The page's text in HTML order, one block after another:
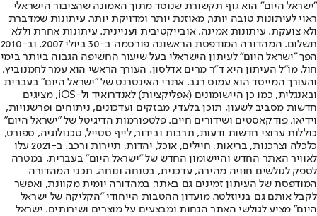
"ישראל היום" הוא גוף תקשורת שנוסד מתוך האמונה שהציבור הישראלי
ראוי לעיתונות טובה יותר, מאוזנת יותר ומדויקת יותר. עיתונות שמדברת
ולא צועקת. עיתונות אמינה, אובייקטיבית ועניינית. עיתונות אחרת וללא
תשלום. המהדורה המודפסת הראשונה פורסמה ב-30 ביולי 2007, וב-2010
הפך "ישראל היום" לעיתון הישראלי בעל שיעור החשיפה הגבוה ביותר בימי
חול. מו"ל העיתון היא ד"ר מרים אדלסון. העורך הראשי הוא עמר לחמנוביץ,
והעורך המייסד הוא עמוס רגב. אתרי האינטרנט של "ישראל היום" בעברית
ובאנגלית, כמו כן היישומונים (אפליקציות) לאנדרואיד ול-iOS, מציגים
חדשות מסביב לשעון, תוכן בלעדי, מבזקים ועדכונים, ניתוחים ופרשנויות,
וידיאו, פודקאסטים ושידורים חיים. פלטפורמות הדיגיטל של "ישראל היום"
כוללות ערוצי חדשות ודעות, תרבות ובידור, לייף סטייל, טכנולוגיה, ספורט,
כלכלה וצרכנות, בריאות, חיילים, אוכל, יהדות, תיירות ורכב. ב-2021 עלו
לאוויר האתר החדש והיישומון החדש של "ישראל היום" בעברית, במטרה
לספק לגולשים חוויה מהירה, עדכנית, בטוחה ונוחה. תכני המהדורה
המודפסת של העיתון זמינים גם באתר, במהדורה יומית מקוונת, ואפשר
לקבל אותם גם בניוזלטר. מועדון ההטבות הייחודי "הקליקה של ישראל
היום" מציע לגולשי האתר הנחות ומבצעים על מוצרים ושירותים. ישראל